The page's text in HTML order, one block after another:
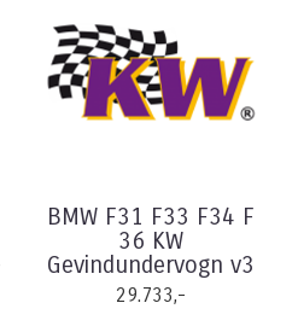
BMW F31 F33 F34 F
36 KW
Gevindundervogn v3
29.733,-